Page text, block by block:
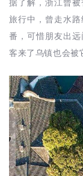
据了解，浙江曾
旅行中，曾走水
番，可惜朋友出
客来了乌镇也会被